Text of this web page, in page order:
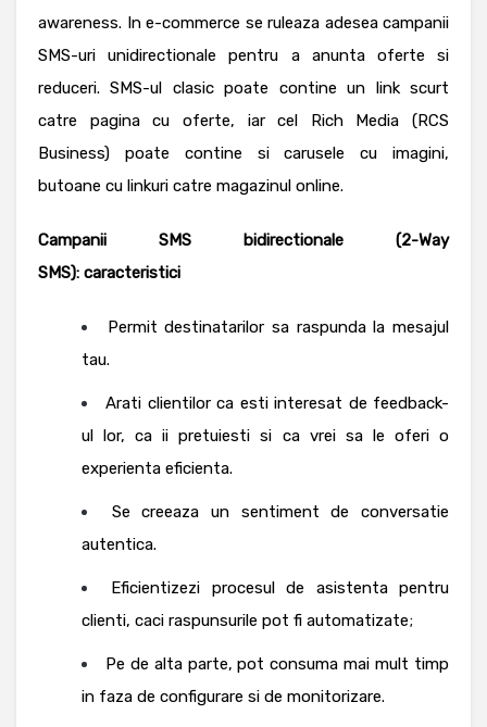
awareness. In e-commerce se ruleaza adesea campanii
SMS-uri unidirectionale pentru a anunta oferte si
reduceri. SMS-ul clasic poate contine un link scurt
catre pagina cu oferte, iar cel Rich Media (RCS
Business) poate contine si carusele cu imagini,
butoane cu linkuri catre magazinul online.
Campanii SMS bidirectionale (2-Way
SMS): caracteristici
Permit destinatarilor sa raspunda la mesajul
tau.
Arati clientilor ca esti interesat de feedback-
ul lor, ca ii pretuiesti si ca vrei sa le oferi o
experienta eficienta.
Se creeaza un sentiment de conversatie
autentica.
Eficientizezi procesul de asistenta pentru
clienti, caci raspunsurile pot fi automatizate;
Pe de alta parte, pot consuma mai mult timp
in faza de configurare si de monitorizare.